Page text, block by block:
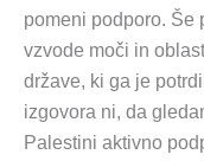
pomeni podporo. Še
vzvode moči in
države, ki ga je
izgovora ni, da
Palestini aktivno